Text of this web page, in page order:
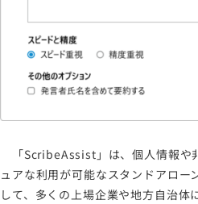
「ScribeAssist」は、個人情報や
ュアな利用が可能なスタンドアロー
して、多くの上場企業や地方自治体